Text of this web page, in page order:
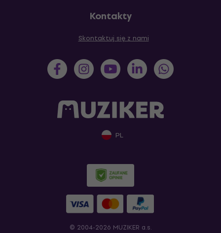
Kontakty
Skontaktuj się z nami
PL
© 2004-2026 MUZIKER a.s.